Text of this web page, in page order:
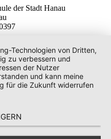
der Stadt Hanau
Technologien von Dritten,
zu verbessern und
der Nutzer
und kann meine
für die Zukunft widerrufen